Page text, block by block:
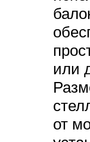
или
от